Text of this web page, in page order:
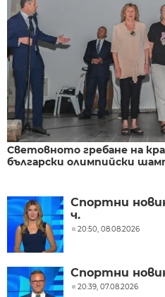
Световното гребане на
български олимпийски
Спортни
ч.
20:50, 08.08.2026
Спортни
20:39, 07.08.2026